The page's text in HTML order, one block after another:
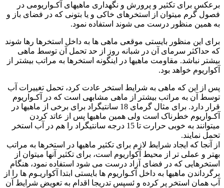
برعکس برای تکثیر و پرورش و نگهداری ماهیهای آکـواریومی در
فصول گرم میتوان از استخرهای خاکی و یا بتونی که در فضای باز و
به همین منظور درست می شوند استفاده نمود.
برای این منظور بایستی موقعی ماهی ها به داخل استخرها رها شوند
که حداکثر سرمای آن در شبانه روز از حد تحمل آن توسط ماهی
بیشتر نباشد. مقاومت ماهیها در اینگونه استخرها به مراتب بیشتر از
آکواریوم خواهد بود.
پس از این که ماهی به شرایط استخر عادت کرد، تحمل تغییرات آب
توسط آن به مراتب بیشتر از ماهی مشابهی است که در آکـواریوم
قرار دارد. برای مثال گرمای 18 سانتیگراد برای برخی از ماهیها در
آکـواریوم خطرناک است ولی همین ماهیها پس از عاتد کردن
میتوانند به خوبی حرارت تا 15 درجه سانتیگراد را هم در آب استخر
تحمل نمایند.
از آنجا که ایجاد شرایط لازم برای تکثیر ماهیها در استخرها به مراتب
بهتر و عملی تر از محیط آکواریوم است، برای تکثیر آنها میتوان از
استخرهایی که در فضای آزاد درست می شود استفاده نمود، هنگام
برگرداندن ماهیها به داخل آکـواریوم ها بایستی ابتدا آکواریـوم ها را از
آب همان استخر پر کرده و ئسپس تدریجا اقدام به تعویض شرایط آن